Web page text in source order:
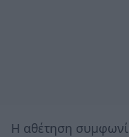
Η αθέτηση